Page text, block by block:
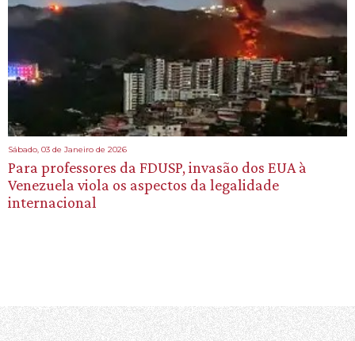
Sábado, 03 de Janeiro de 2026
Para professores da FDUSP, invasão dos EUA à
Venezuela viola os aspectos da legalidade
internacional